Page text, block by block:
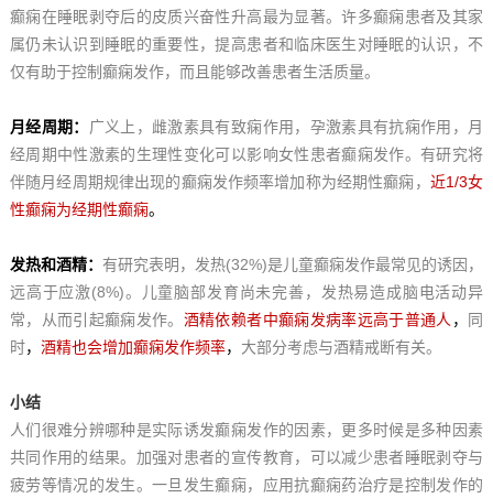
癫痫在睡眠剥夺后的皮质兴奋性升高最为显著。许多癫痫患者及其家
属仍未认识到睡眠的重要性，提高患者和临床医生对睡眠的认识，不
仅有助于控制癫痫发作，而且能够改善患者生活质量。
月经周期： 广义上，雌激素具有致痫作用，孕激素具有抗痫作用，月
经周期中性激素的生理性变化可以影响女性患者癫痫发作。有研究将
伴随月经周期规律出现的癫痫发作频率增加称为经期性癫痫， 近1/3女
性癫痫为经期性癫痫。
发热和酒精： 有研究表明，发热(32%)是儿童癫痫发作最常见的诱因，
远高于应激(8%)。儿童脑部发育尚未完善，发热易造成脑电活动异
常，从而引起癫痫发作。 酒精依赖者中癫痫发病率远高于普通人 ， 同
时， 酒精也会增加癫痫发作频率， 大部分考虑与酒精戒断有关。
小结
人们很难分辨哪种是实际诱发癫痫发作的因素，更多时候是多种因素
共同作用的结果。加强对患者的宣传教育，可以减少患者睡眠剥夺与
疲劳等情况的发生。一旦发生癫痫，应用抗癫痫药治疗是控制发作的